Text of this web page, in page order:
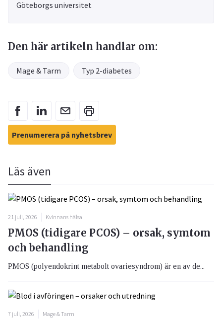
Göteborgs universitet
Den här artikeln handlar om:
Mage & Tarm Typ 2-diabetes
Prenumerera på nyhetsbrev
Läs även
21 juli, 2026 Kvinnans hälsa
PMOS (tidigare PCOS) – orsak, symtom
och behandling
PMOS (polyendokrint metabolt ovariesyndrom) är en av de...
7 juli, 2026 Mage & Tarm